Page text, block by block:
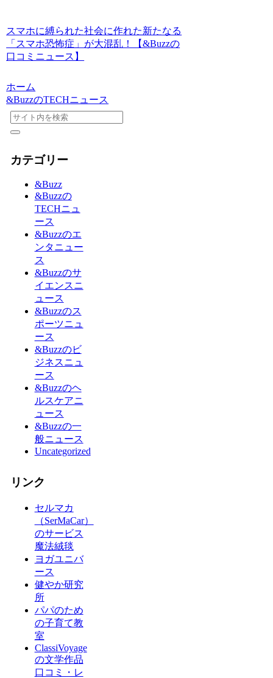
スマホに縛られた社会に作れた新たなる
「スマホ恐怖症」が大混乱！【&Buzzの
口コミニュース】
ホーム
&BuzzのTECHニュース
カテゴリー
&Buzz
&Buzzの
TECHニュ
ース
&Buzzのエ
ンタニュー
ス
&Buzzのサ
イエンスニ
ュース
&Buzzのス
ポーツニュ
ース
&Buzzのビ
ジネスニュ
ース
&Buzzのヘ
ルスケアニ
ュース
&Buzzの一
般ニュース
Uncategorized
リンク
セルマカ
（SerMaCar）
のサービス
魔法絨毯
ヨガユニバ
ース
健やか研究
所
パパのため
の子育て教
室
ClassiVoyage
の文学作品
口コミ・レ